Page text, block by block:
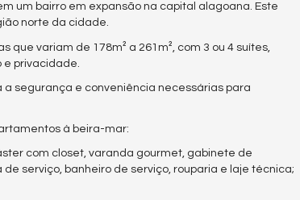
um bairro em expansão na capital alagoana. Este
norte da cidade.
variam de 178m² a 261m², com 3 ou 4 suítes,
privacidade.
segurança e conveniência necessárias para
à beira-mar:
com closet, varanda gourmet, gabinete de
serviço, banheiro de serviço, rouparia e laje técnica;